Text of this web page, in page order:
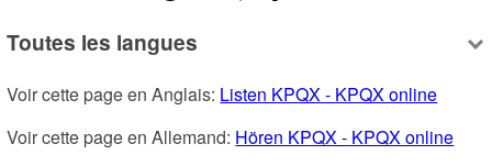
Toutes les langues
Voir cette page en Anglais: Listen KPQX - KPQX online
Voir cette page en Allemand: Hören KPQX - KPQX online